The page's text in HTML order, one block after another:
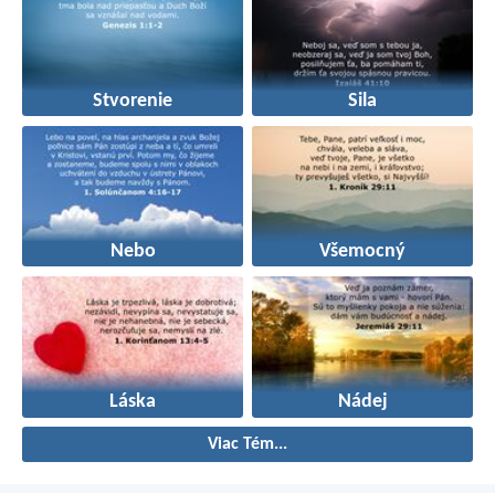
Stvorenie Sila
Nebo Všemocný
Láska Nádej
Viac Tém...